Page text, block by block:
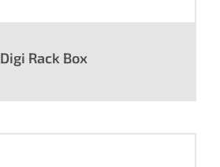
Digi Rack Box